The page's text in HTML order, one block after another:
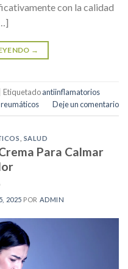
con la calidad
→
Etiquetadoantiinflamatorios
Deje un comentario
SALUD
Para Calmar
2025 POR ADMIN